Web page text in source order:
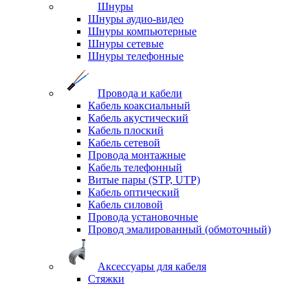
Шнуры
Шнуры аудио-видео
Шнуры компьютерные
Шнуры сетевые
Шнуры телефонные
Провода и кабели
Кабель коаксиальный
Кабель акустический
Кабель плоский
Кабель сетевой
Провода монтажные
Кабель телефонный
Витые пары (STP, UTP)
Кабель оптический
Кабель силовой
Провода установочные
Провод эмалированный (обмоточный)
Аксессуары для кабеля
Стяжки